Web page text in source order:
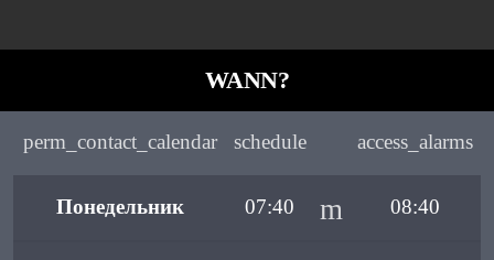
WANN?
perm_contact_calendar schedule access_alarms
Понедельник 07:40 08:40